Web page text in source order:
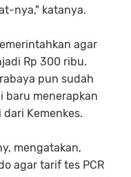
nya," katanya.
agar
Rp 300 ribu.
pun sudah
baru menerapkan
Kemenkes.
mengatakan,
agar tarif tes PCR